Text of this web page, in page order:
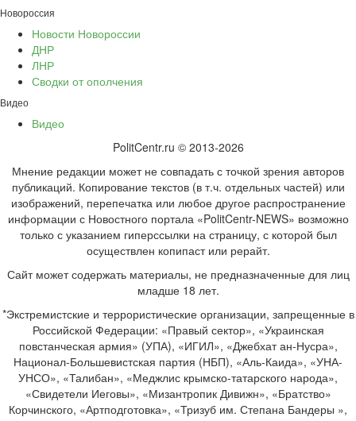
Новороссия
Новости Новороссии
ДНР
ЛНР
Сводки от ополчения
Видео
Видео
PolitCentr.ru © 2013-2026
Мнение редакции может не совпадать с точкой зрения авторов
публикаций. Копирование текстов (в т.ч. отдельных частей) или
изображений, перепечатка или любое другое распространение
информации с Новостного портала «PolitCentr-NEWS» возможно
только с указанием гиперссылки на страницу, с которой был
осуществлен копипаст или рерайт.
Сайт может содержать материалы, не предназначенные для лиц
младше 18 лет.
*Экстремистские и террористические организации, запрещенные в
Российской Федерации: «Правый сектор», «Украинская
повстанческая армия» (УПА), «ИГИЛ», «Джебхат ан-Нусра»,
Национал-Большевистская партия (НБП), «Аль-Каида», «УНА-
УНСО», «Талибан», «Меджлис крымско-татарского народа»,
«Свидетели Иеговы», «Мизантропик Дивижн», «Братство»
Корчинского, «Артподготовка», «Тризуб им. Степана Бандеры »,